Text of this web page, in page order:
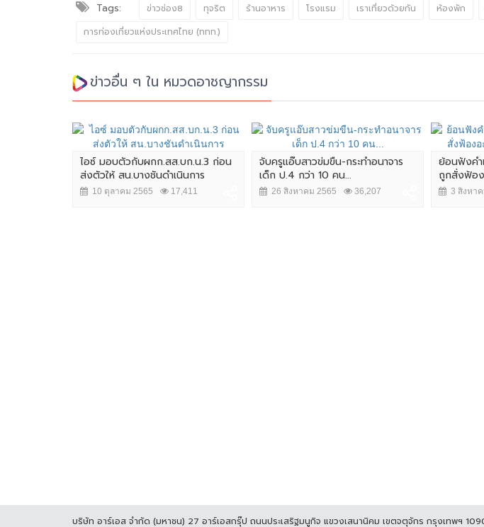
Tags: ข่าวช่อง8 ทุจริต ร้านอาหาร โรงแรม เราเที่ยวด้วยกัน ห้องพัก
การท่องเที่ยวแห่งประเทศไทย (ททท.)
ข่าวอื่น ๆ ใน หมวดอาชญากรรม
ไอซ์ มอบตัวกับผกก.สส.บก.น.3 ก่อน
ส่งตัวให้ สน.บางชันดำเนินการ
10 ตุลาคม 2565 17,411
จับครูแอ๊บสาวข่มขืน-กระทำอนาจาร
เด็ก ป.4 กว่า 10 คน...
26 สิงหาคม 2565 36,207
ย้อนฟังคำ
ถูกสั่งฟ้อง
3 สิงหา
บริษัท อาร์เอส จำกัด (มหาชน) 27 อาร์เอสกรุ๊ป ถนนประเสริฐมนูกิจ แขวงเสนานิคม เขตจตุจักร กรุงเทพฯ